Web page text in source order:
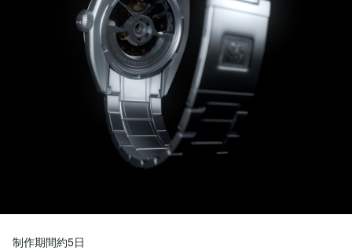
制作期間約5日